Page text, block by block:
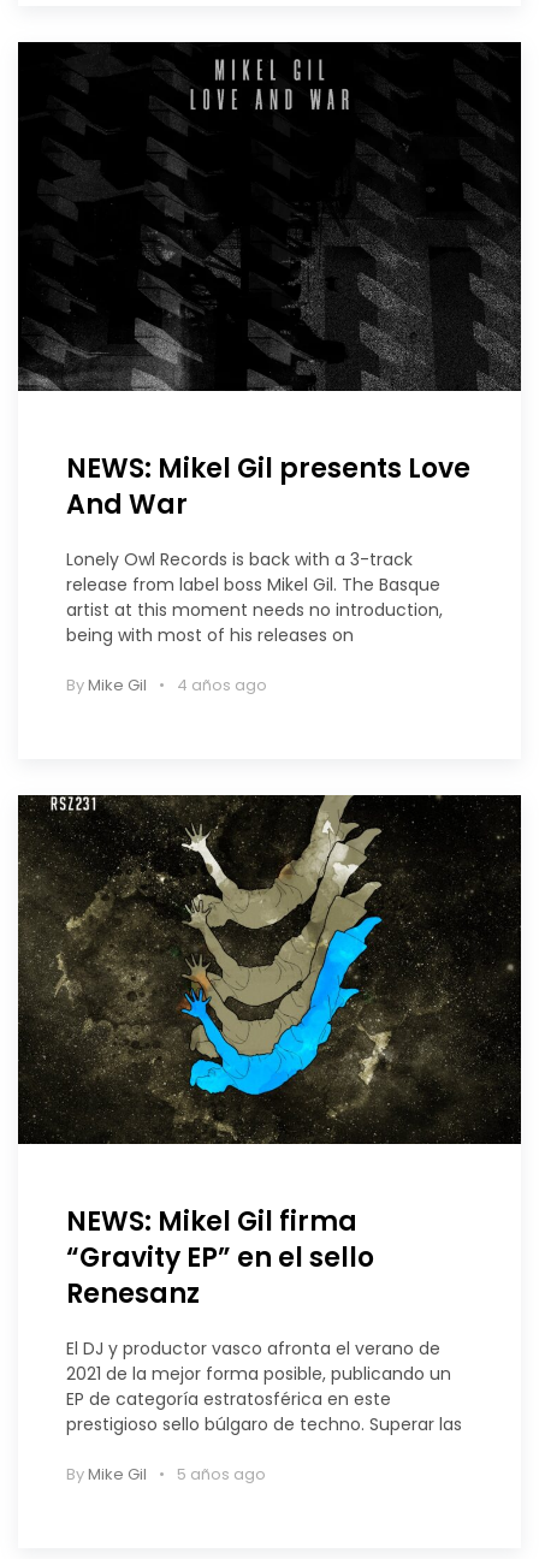
NEWS: Mikel Gil presents Love
And War
Lonely Owl Records is back with a 3-track
release from label boss Mikel Gil. The Basque
artist at this moment needs no introduction,
being with most of his releases on
ByMike Gil 4 años ago
NEWS: Mikel Gil firma
“Gravity EP” en el sello
Renesanz
El DJ y productor vasco afronta el verano de
2021 de la mejor forma posible, publicando un
EP de categoría estratosférica en este
prestigioso sello búlgaro de techno. Superar las
ByMike Gil 5 años ago